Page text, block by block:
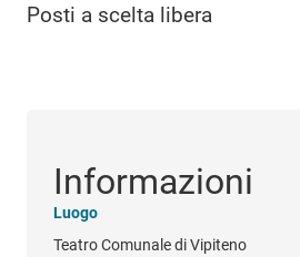
Posti a scelta libera
Informazioni
Luogo
Teatro Comunale di Vipiteno